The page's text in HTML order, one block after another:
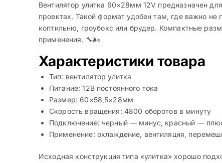
Вентилятор улитка 60×28мм 12V предназначен
проектах. Такой формат удобен там, где важно
коптильню, гроубокс или брудер. Компактные
применения. 🔧🌬️
Характеристики товара
Тип: вентилятор улитка
Питание: 12В постоянного тока
Размер: 60×58,5×28мм
Скорость вращения: 4800 оборотов в минуту
Подключение: черный — минус, красный —
Применение: охлаждение, вентиляция,
Исходная конструкция типа «улитка» хорошо